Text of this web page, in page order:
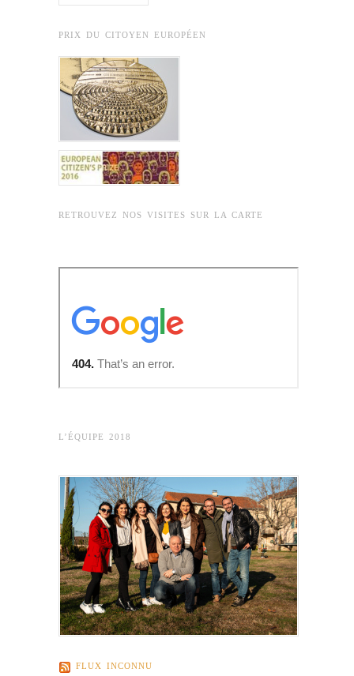
PRIX DU CITOYEN EUROPÉEN
RETROUVEZ NOS VISITES SUR LA CARTE
L’ÉQUIPE 2018
FLUX INCONNU